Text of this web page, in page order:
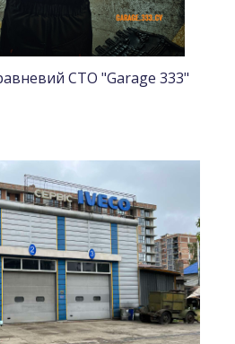
СТО "Garage 333"